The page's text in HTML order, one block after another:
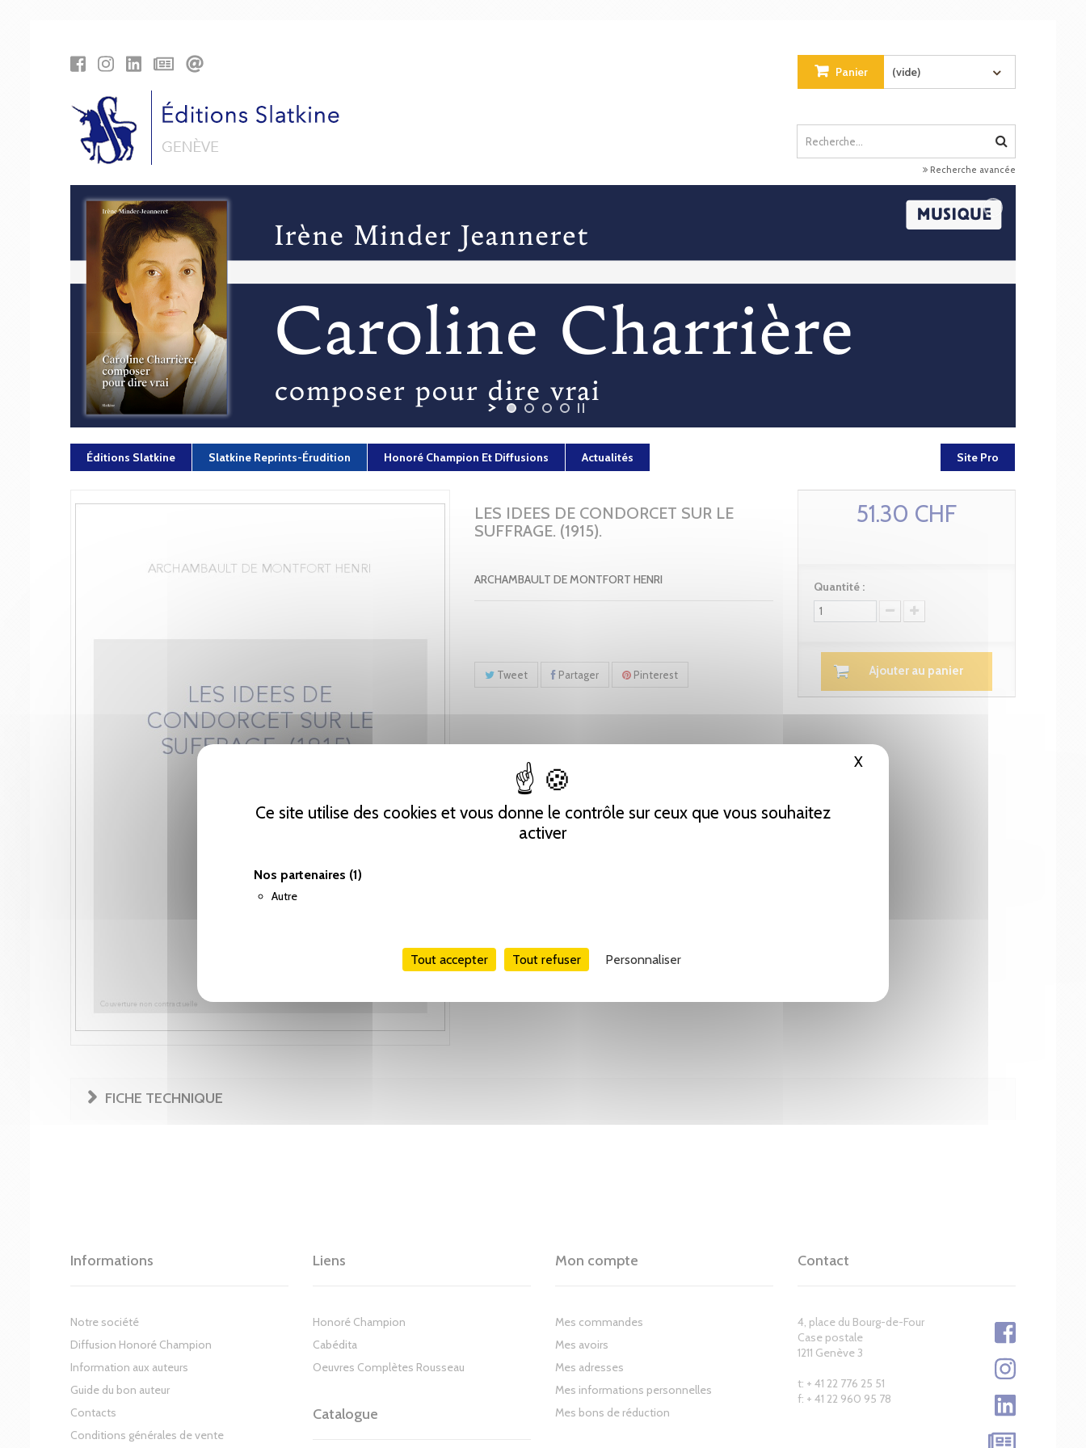
Ce site utilise des cookies et vous donne le contrôle sur ceux que vous souhaitez
activer
Nos partenaires (1)
Autre
Tout accepter Tout refuser Personnaliser
X Masquer le bandeau des cookies
Panier (vide)
Recherche avancée
Éditions Slatkine Slatkine Reprints-Érudition Honoré Champion Et Diffusions Actualités Site Pro
LES IDEES DE CONDORCET SUR LE
SUFFRAGE. (1915).
ARCHAMBAULT DE MONTFORT HENRI
Tweet Partager Pinterest
51.30 CHF
Quantité :
Ajouter au panier
FICHE TECHNIQUE
Informations
Notre société
Diffusion Honoré Champion
Information aux auteurs
Guide du bon auteur
Contacts
Conditions générales de vente
Liens
Honoré Champion
Cabédita
Oeuvres Complètes Rousseau
Catalogue
Mon compte
Mes commandes
Mes avoirs
Mes adresses
Mes informations personnelles
Mes bons de réduction
Contact
4, place du Bourg-de-Four
Case postale
1211 Genève 3
t: + 41 22 776 25 51
f: + 41 22 960 95 78